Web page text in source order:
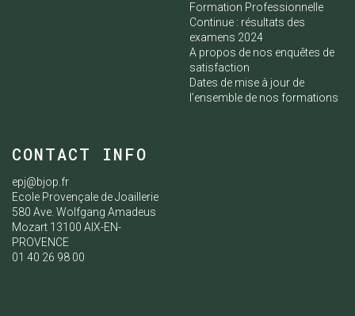
Formation Professionnelle
Continue : résultats des
examens 2024
A propos de nos enquêtes de
satisfaction
Dates de mise à jour de
l’ensemble de nos formations
CONTACT INFO
epj@bjop.fr
Ecole Provençale de Joaillerie
580 Ave. Wolfgang Amadeus
Mozart 13100 AIX-EN-
PROVENCE
01 40 26 98 00